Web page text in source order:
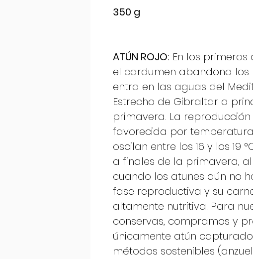
350 g
ATÚN ROJO: En los
el cardumen abandona los
entra en las aguas del
Estrecho de Gibraltar a
primavera. La
favorecida por
oscilan entre los 16 y los 19
a finales de la primavera,
cuando los atunes aún no
fase reproductiva y su
altamente nutritiva. Para
conservas, compramos y
únicamente atún
métodos sostenibles